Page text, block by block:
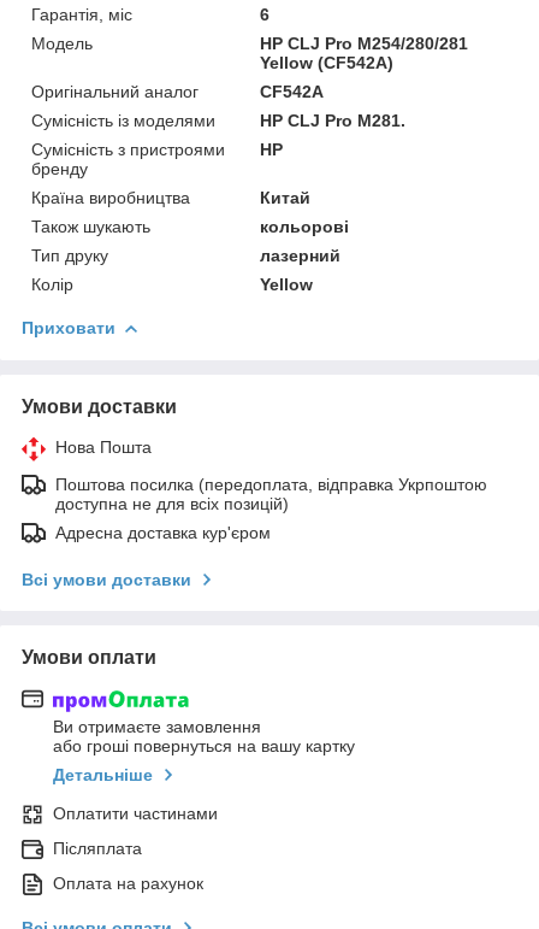
Гарантія, міс
6
Мoдель
HP CLJ Pro M254/280/281
Yellow (CF542A)
Оригінальний аналог
CF542A
Сумісність із моделями
HP CLJ Pro M281.
Сумісність з пристроями
бренду
HP
Країна виробництва
Китай
Також шукають
кольорові
Тип друку
лазерний
Колір
Yellow
Приховати
Умови доставки
Нова Пошта
Поштова посилка (передоплата, відправка Укрпоштою
доступна не для всіх позицій)
Адресна доставка кур'єром
Всі умови доставки
Умови оплати
Ви отримаєте замовлення
або гроші повернуться на вашу картку
Детальніше
Оплатити частинами
Післяплата
Оплата на рахунок